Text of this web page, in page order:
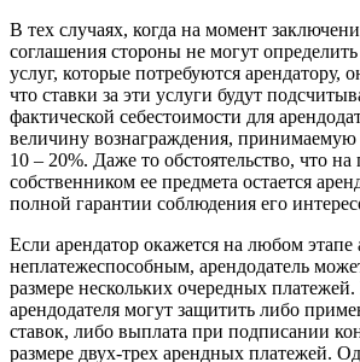
В тех случаях, когда на момент
соглашения стороны не могут
услуг, которые потребуются арендатору,
что ставки за эти услуги будут
фактической себестоимости для
величину вознаграждения,
10 – 20%. Даже то обстоятельство, что
собственником ее предмета остается
полной гарантии соблюдения его
Если арендатор окажется на любом этапе
неплатежеспособным, арендодатель
размере нескольких очередных
арендодателя могут защитить либо
ставок, либо выплата при подписании
размере двух-трех арендных платежей.